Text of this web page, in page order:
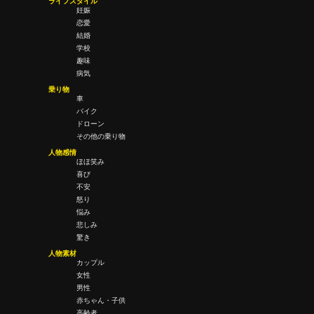
妊娠
恋愛
結婚
学校
趣味
病気
乗り物
車
バイク
ドローン
その他の乗り物
人物感情
ほほ笑み
喜び
不安
怒り
悩み
悲しみ
驚き
人物素材
カップル
女性
男性
赤ちゃん・子供